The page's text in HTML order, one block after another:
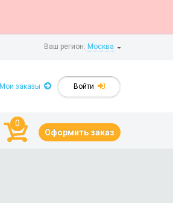
Ваш регион: Москва
Войти
Мои заказы
0
Оформить заказ